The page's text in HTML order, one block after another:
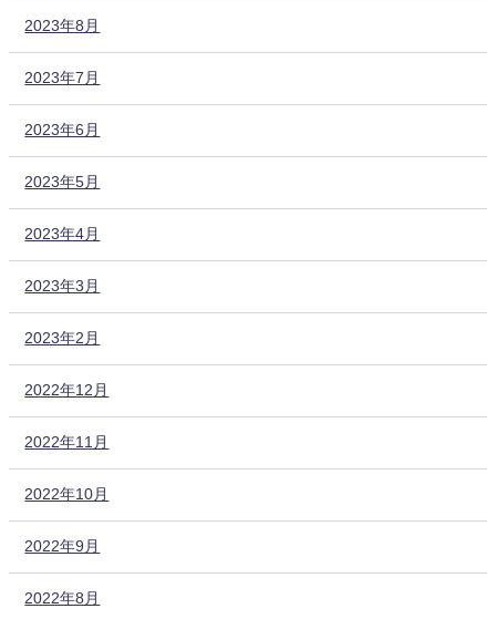
2023年8月
2023年7月
2023年6月
2023年5月
2023年4月
2023年3月
2023年2月
2022年12月
2022年11月
2022年10月
2022年9月
2022年8月